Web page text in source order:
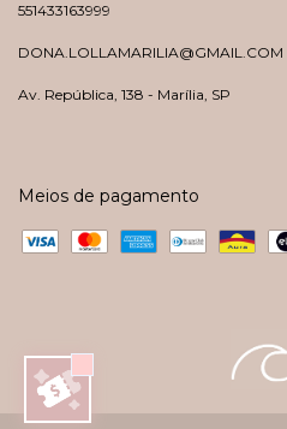
551433163999
DONA.LOLLAMARILIA@GMAIL.COM
Av. República, 138 - Marília, SP
Meios de pagamento